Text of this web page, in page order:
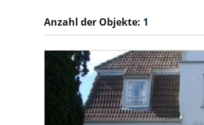
Anzahl der Objekte: 1